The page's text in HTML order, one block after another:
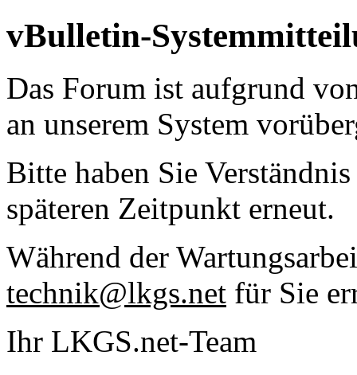
vBulletin-
Das Forum ist aufgrund
an unserem System
Bitte haben Sie
späteren Zeitpunkt erneut.
Während der
technik@lkgs.net für Sie
Ihr LKGS.net-Team